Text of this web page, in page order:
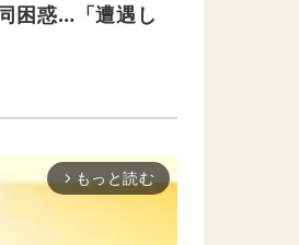
困惑…「遭遇し
arrow_forward_ios もっと読む